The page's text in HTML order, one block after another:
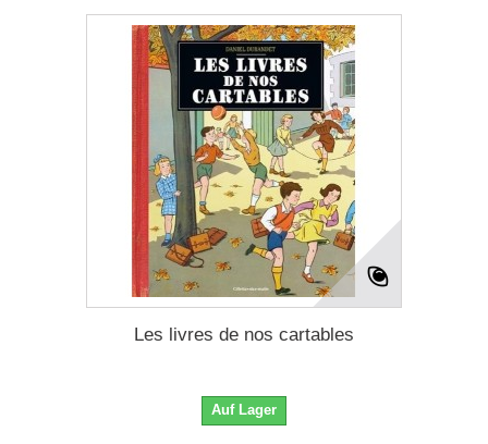
Les livres de nos cartables
Auf Lager